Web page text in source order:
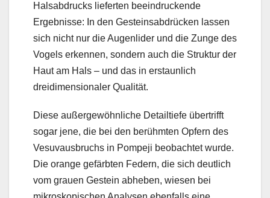
Halsabdrucks lieferten beeindruckende
Ergebnisse: In den Gesteinsabdrücken lassen
sich nicht nur die Augenlider und die Zunge des
Vogels erkennen, sondern auch die Struktur der
Haut am Hals – und das in erstaunlich
dreidimensionaler Qualität.
Diese außergewöhnliche Detailtiefe übertrifft
sogar jene, die bei den berühmten Opfern des
Vesuvausbruchs in Pompeji beobachtet wurde.
Die orange gefärbten Federn, die sich deutlich
vom grauen Gestein abheben, wiesen bei